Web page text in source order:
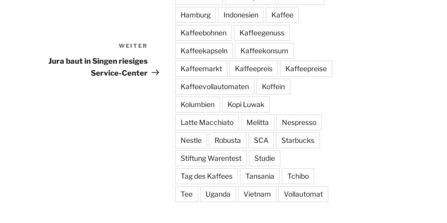
Nächster
Beitrag
WEITER
Jura baut in Singen riesiges
Service-Center
Hamburg Indonesien Kaffee
Kaffeebohnen Kaffeegenuss
Kaffeekapseln Kaffeekonsum
Kaffeemarkt Kaffeepreis Kaffeepreise
Kaffeevollautomaten Koffein
Kolumbien Kopi Luwak
Latte Macchiato Melitta Nespresso
Nestle Robusta SCA Starbucks
Stiftung Warentest Studie
Tag des Kaffees Tansania Tchibo
Tee Uganda Vietnam Vollautomat